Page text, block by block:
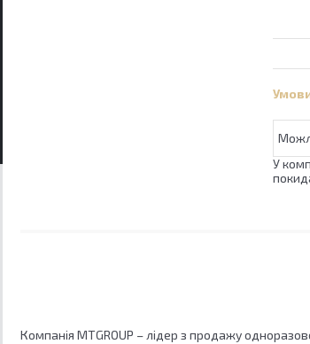
У
Компанія MTGROUP – лідер з продажу